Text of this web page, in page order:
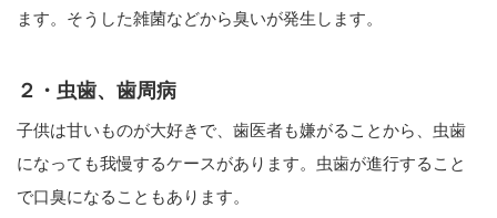
ます。そうした雑菌などから臭いが発生します。
２・虫歯、歯周病
子供は甘いものが大好きで、歯医者も嫌がることから、虫歯
になっても我慢するケースがあります。虫歯が進行すること
で口臭になることもあります。